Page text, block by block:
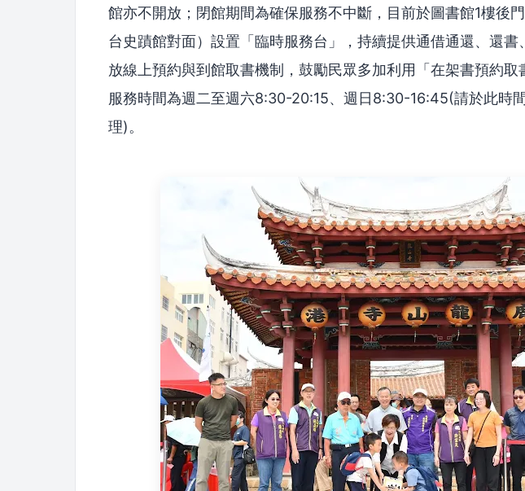
館亦不開放；閉館期間為確保服務不中斷，目前於圖書館1樓後
台史蹟館對面）設置「臨時服務台」，持續提供通借通還、還書
放線上預約與到館取書機制，鼓勵民眾多加利用「在架書預約取
服務時間為週二至週六8:30-20:15、週日8:30-16:45(請於此時
理)。